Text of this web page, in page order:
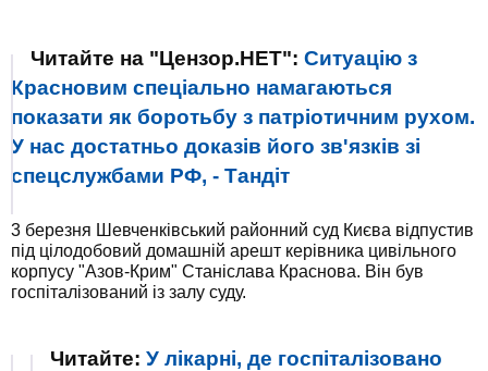
Читайте на "Цензор.НЕТ": Ситуацію з
Красновим спеціально намагаються
показати як боротьбу з патріотичним рухом.
У нас достатньо доказів його зв'язків зі
спецслужбами РФ, - Тандіт
3 березня Шевченківський районний суд Києва відпустив
під цілодобовий домашній арешт керівника цивільного
корпусу "Азов-Крим" Станіслава Краснова. Він був
госпіталізований із залу суду.
Читайте: У лікарні, де госпіталізовано